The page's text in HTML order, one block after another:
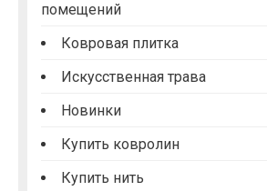
помещений
Ковровая плитка
Искусственная трава
Новинки
Купить ковролин
Купить нить